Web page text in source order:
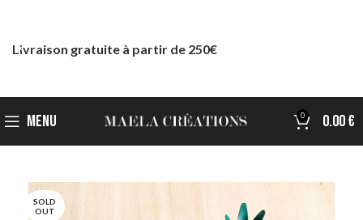
MENU 0 0.00€
SOLD
OUT
Livraison gratuite à partir de 250€